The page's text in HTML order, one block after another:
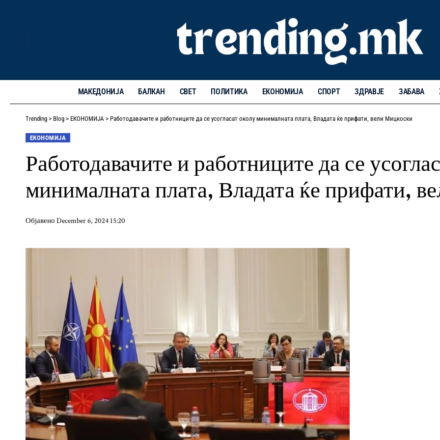
МАКЕДОНИЈА БАЛКАН СВЕТ ПОЛИТИКА ЕКОНОМИЈА СПОРТ ЗДРАВЈЕ ЗАБАВА
Trending > Blog > ЕКОНОМИЈА > Работодавачите и работниците да се усогласат околу минималната плата, Владата ќе прифати, вели Мицкоски
ЕКОНОМИЈА
Работодавачите и работниците да се
минималната плата, Владата ќе прифати,
Објавено December 6, 2024 15:20